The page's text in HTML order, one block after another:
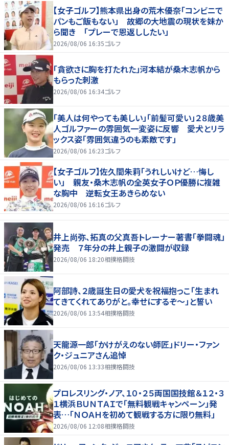
【女子ゴルフ】熊本県出身の荒木優奈「コンビニで
パンもご飯もない」 故郷の大地震の現状を妹か
ら聞き 「プレーで恩返ししたい」
2026/08/06 16:35ゴルフ
「貪欲さに胸を打たれた」河本結が桑木志帆から
もらった刺激
2026/08/06 16:34ゴルフ
「美人は何やっても美しい」「前髪可愛い」２８歳美
人ゴルファーの雰囲気一変姿に反響 愛犬とリラ
ックス姿「雰囲気違うのも素敵です」
2026/08/06 16:23ゴルフ
【女子ゴルフ】佐久間朱莉「うれしいけど…悔し
い」 親友・桑木志帆の全英女子ＯＰ優勝に複雑
な胸中 逆転女王あきらめない
2026/08/06 16:16ゴルフ
井上尚弥、拓真の父真吾トレーナー著書「拳闘魂」
発売 ７年分の井上親子の激闘が収録
2026/08/06 18:20相撲格闘技
阿部詩、２歳誕生日の愛犬を祝福抱っこ「生まれ
てきてくれてありがと。幸せにするぞ～」と誓い
2026/08/06 13:54相撲格闘技
天龍源一郎「かけがえのない師匠」ドリー・ファン
ク・ジュニアさん追悼
2026/08/06 13:33相撲格闘技
プロレスリング・ノア、１０・２５両国国技館＆１２・３
１横浜ＢＵＮＴＡＩで「無料観戦キャンペーン」発
表…「ＮＯＡＨを初めて観戦する方に限り無料」
2026/08/06 12:08相撲格闘技